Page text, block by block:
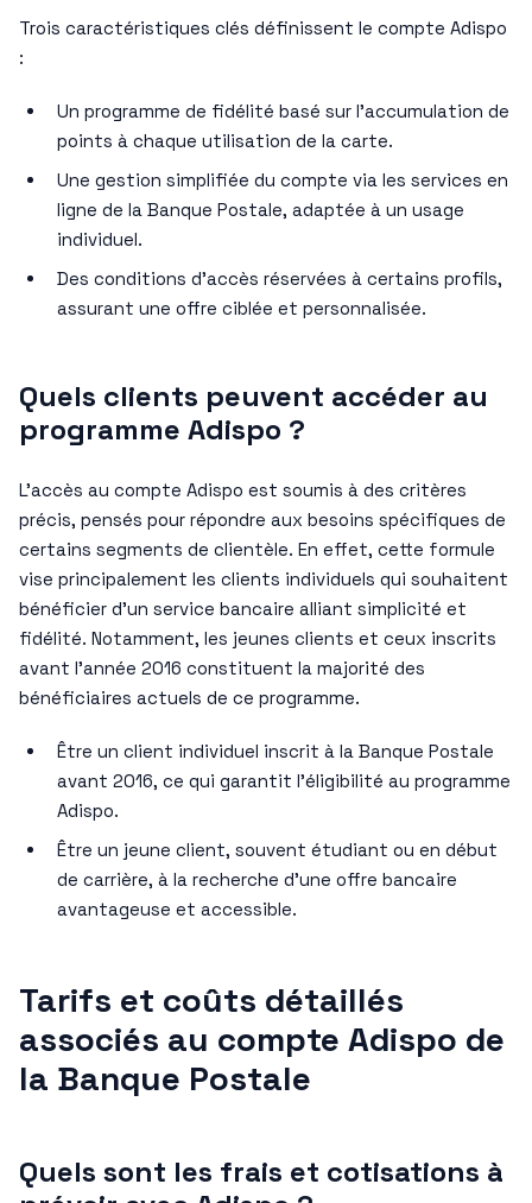
Trois caractéristiques clés définissent le compte Adispo
:
Un programme de fidélité basé sur l’accumulation de
points à chaque utilisation de la carte.
Une gestion simplifiée du compte via les services en
ligne de la Banque Postale, adaptée à un usage
individuel.
Des conditions d’accès réservées à certains profils,
assurant une offre ciblée et personnalisée.
Quels clients peuvent accéder au
programme Adispo ?
L’accès au compte Adispo est soumis à des critères
précis, pensés pour répondre aux besoins spécifiques de
certains segments de clientèle. En effet, cette formule
vise principalement les clients individuels qui souhaitent
bénéficier d’un service bancaire alliant simplicité et
fidélité. Notamment, les jeunes clients et ceux inscrits
avant l’année 2016 constituent la majorité des
bénéficiaires actuels de ce programme.
Être un client individuel inscrit à la Banque Postale
avant 2016, ce qui garantit l’éligibilité au programme
Adispo.
Être un jeune client, souvent étudiant ou en début
de carrière, à la recherche d’une offre bancaire
avantageuse et accessible.
Tarifs et coûts détaillés
associés au compte Adispo de
la Banque Postale
Quels sont les frais et cotisations à